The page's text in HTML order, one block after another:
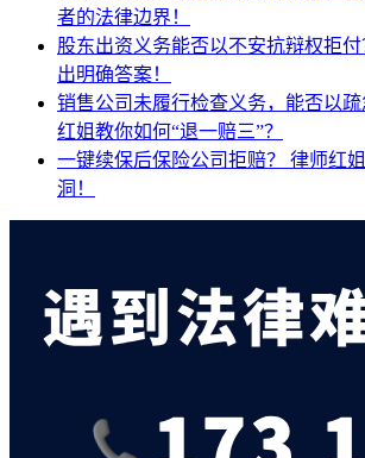
者的法律边界！
股东出资义务能否以不安抗辩权拒付
出明确答案！
销售公司未履行检查义务，能否以疏
红姐教你如何“退一赔三”？
一键续保后保险公司拒赔？ 律师红
洞！